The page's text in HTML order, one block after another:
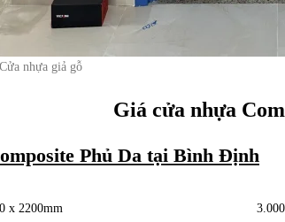
Cửa nhựa giả gỗ
Giá cửa nhựa
Phủ Da tại Bình Định
x 2200mm